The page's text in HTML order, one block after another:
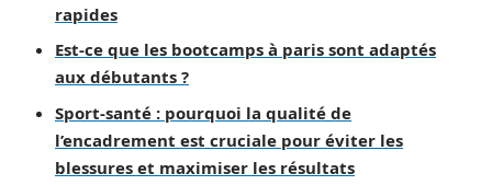
rapides
Est-ce que les bootcamps à paris sont adaptés
aux débutants ?
Sport-santé : pourquoi la qualité de
l’encadrement est cruciale pour éviter les
blessures et maximiser les résultats